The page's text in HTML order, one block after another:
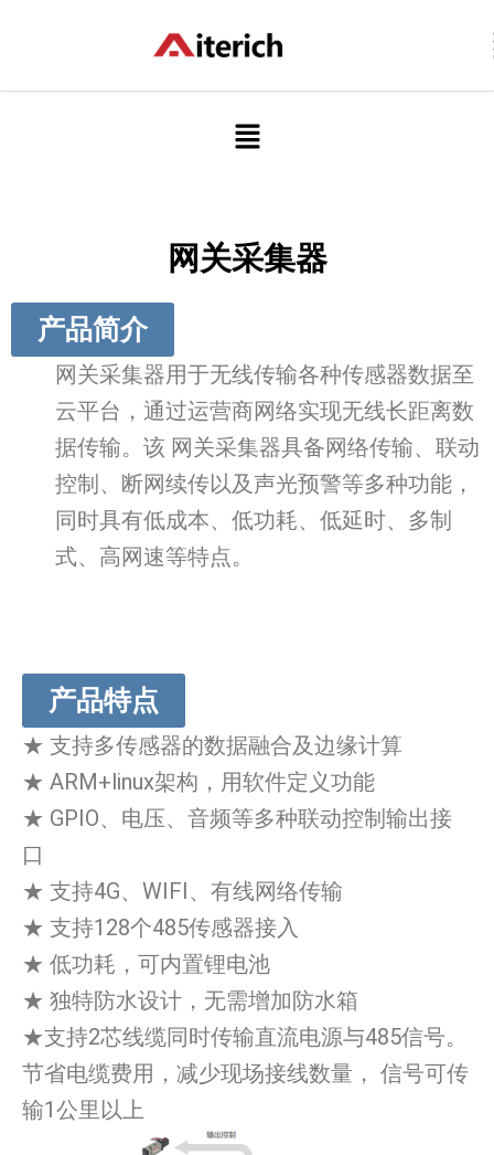
容
菜
单
网关采集器
产品简介
网关采集器用于无线传输各种传感器数据至
云平台，通过运营商网络实现无线长距离数
据传输。该 网关采集器具备网络传输、联动
控制、断网续传以及声光预警等多种功能，
同时具有低成本、低功耗、低延时、多制
式、高网速等特点。
产品特点
★ 支持多传感器的数据融合及边缘计算
★ ARM+linux架构，用软件定义功能
★ GPIO、电压、音频等多种联动控制输出接
口
★ 支持4G、WIFI、有线网络传输
★ 支持128个485传感器接入
★ 低功耗，可内置锂电池
★ 独特防水设计，无需增加防水箱
★支持2芯线缆同时传输直流电源与485信号。
节省电缆费用，减少现场接线数量， 信号可传
输1公里以上